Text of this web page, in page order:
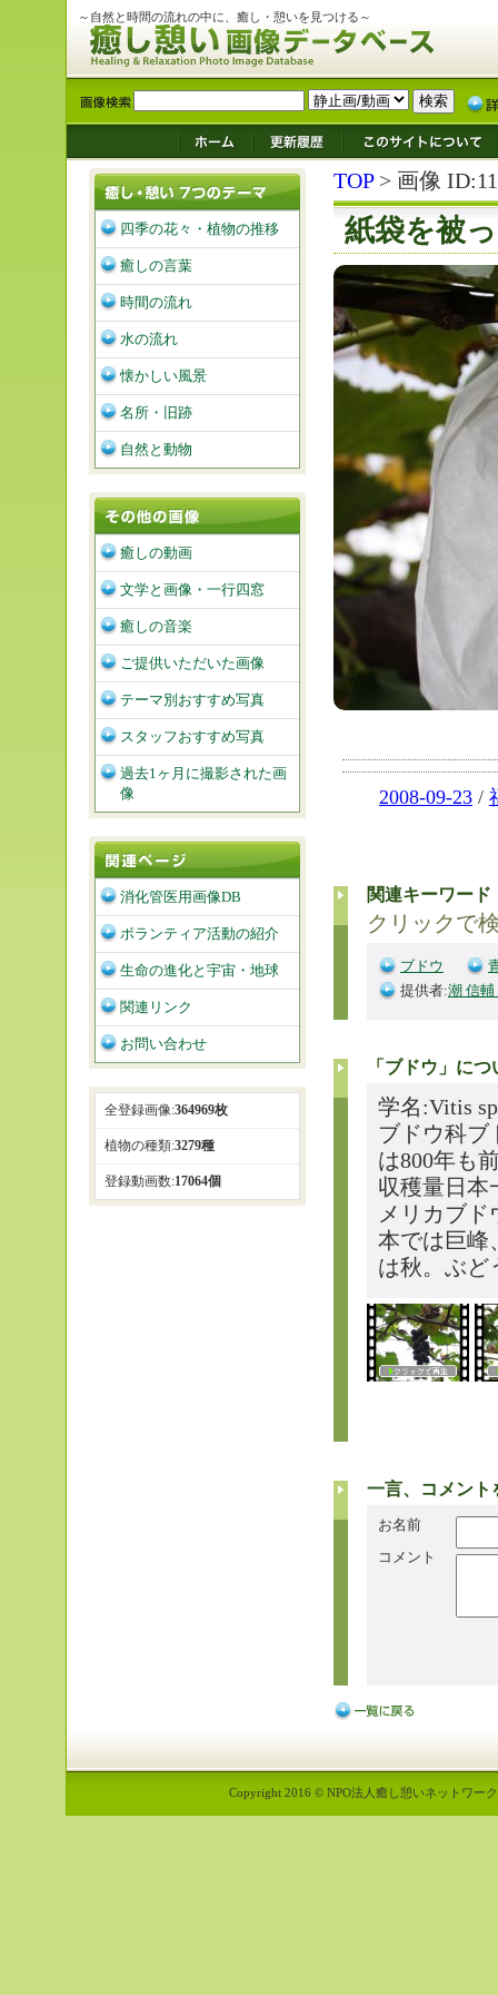
～自然と時間の流れの中に、癒し・憩いを見つける～
TOP> 画像
紙袋を被
2008-09-23 /
関連キーワード
クリックで
ブドウ
提供者:潮 信
「ブドウ」につ
学名:Vitis
ブドウ科ブ
は800年も
収穫量日本
メリカブ
本では巨峰
は秋。ぶど
一言、コメント
お名前
コメント
四季の花々・植物の推移
癒しの言葉
時間の流れ
水の流れ
懐かしい風景
名所・旧跡
自然と動物
癒しの動画
文学と画像・一行四窓
癒しの音楽
ご提供いただいた画像
テーマ別おすすめ写真
スタッフおすすめ写真
過去1ヶ月に撮影された画
像
消化管医用画像DB
ボランティア活動の紹介
生命の進化と宇宙・地球
関連リンク
お問い合わせ
全登録画像:364969枚
植物の種類:3279種
登録動画数:17064個
Copyright 2016 © NPO法人癒し憩いネットワー